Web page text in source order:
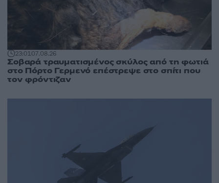
23:0107.08.26
Σοβαρά τραυματισμένος σκύλος από τη φωτιά
στο Πόρτο Γερμενό επέστρεψε στο σπίτι που
τον φρόντιζαν